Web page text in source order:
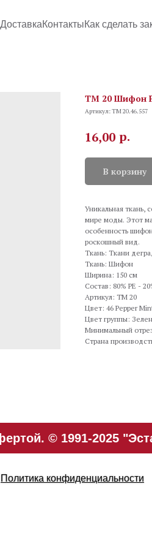
ДоставкаКонтактыКак сделать
TM 20 Шифон
Артикул:TM 20.46.557
16,00 р.
В корзину
Уникальная ткань,
мире моды. Этот
особенность
роскошный вид.
Ткань: Ткани
Ткань: Шифон
Ширина: 150 см
Состав: 80% PE -
Артикул: TM 20
Цвет: 46 Pepper
Цвет группы:
Минимальный
Страна
© 1991-2025
Политика конфиденциальности